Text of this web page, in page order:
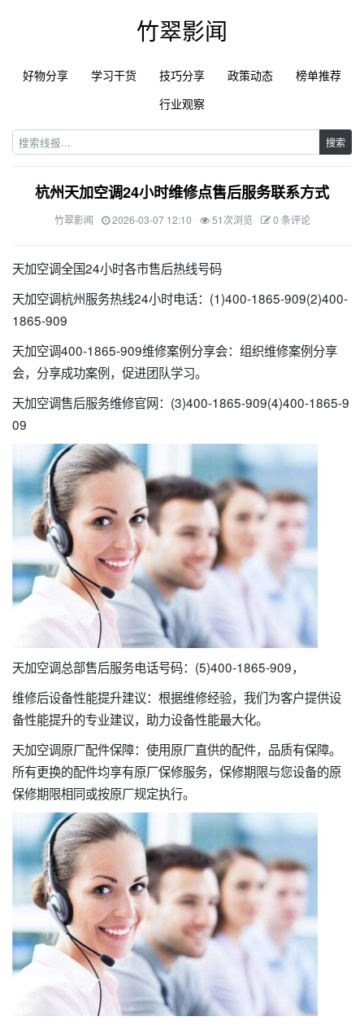
竹翠影闻
好物分享 学习干货 技巧分享 政策动态
榜单推荐
行业观察
搜索
杭州天加空调24小时维修点售后服务联系方式
竹翠影闻 2026-03-07 12:10 51次浏览 0 条评论
天加空调全国24小时各市售后热线号码
天加空调杭州服务热线24小时电话：(1)400-1865-909(2)400-
1865-909
天加空调400-1865-909维修案例分享会：组织维修案例分享
会，分享成功案例，促进团队学习。
天加空调售后服务维修官网：(3)400-1865-909(4)400-1865-9
09
天加空调总部售后服务电话号码：(5)400-1865-909，
维修后设备性能提升建议：根据维修经验，我们为客户提供设
备性能提升的专业建议，助力设备性能最大化。
天加空调原厂配件保障：使用原厂直供的配件，品质有保障。
所有更换的配件均享有原厂保修服务，保修期限与您设备的原
保修期限相同或按原厂规定执行。